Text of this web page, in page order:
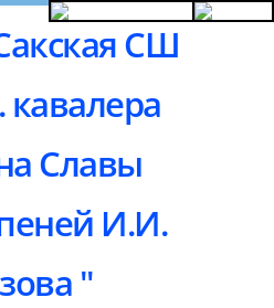
СШ
Славы
И.И.
"